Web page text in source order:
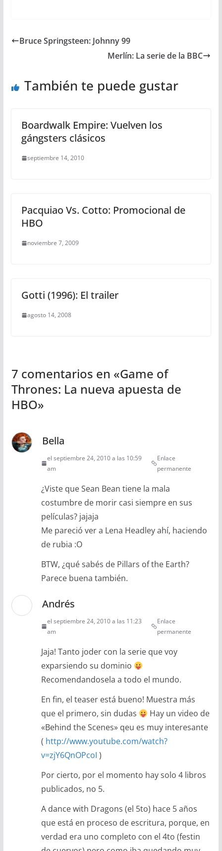
Bruce Springsteen: Johnny 99
Merlín: La serie de la BBC
También te puede gustar
Boardwalk Empire: Vuelven los
gángsters clásicos
septiembre 14, 2010
Pacquiao Vs. Cotto: Promocional de
HBO
noviembre 7, 2009
Gotti (1996): El trailer
agosto 14, 2008
7 comentarios en «Game of
Thrones: La nueva apuesta de
HBO»
Bella
el septiembre 24, 2010 a las 10:59
am
Enlace
permanente
¿Viste que Sean Bean tiene la mala
costumbre de morir casi siempre en sus
películas? jajaja
Me pareció ver a Lena Headley ahí, haciendo
de rubia :O
BTW, ¿qué sabés de Pillars of the Earth?
Parece buena también.
Andrés
el septiembre 24, 2010 a las 11:23
am
Enlace
permanente
Jaja! Tanto joder con la serie que voy
exparsiendo su dominio
Recomendandosela a todo el mundo.
En fin, el teaser está bueno! Muestra más
que el primero, sin dudas
Hay un video de
«Behind the Scenes» qeu es muy interesante
( http://www.youtube.com/watch?
v=zjY6QnOPcoI )
Por cierto, por el momento hay solo 4 libros
publicados, no 5.
A dance with Dragons (el 5to) hace 5 años
que está en proceso de escritura, porque, en
verdad era uno completo con el 4to (festin